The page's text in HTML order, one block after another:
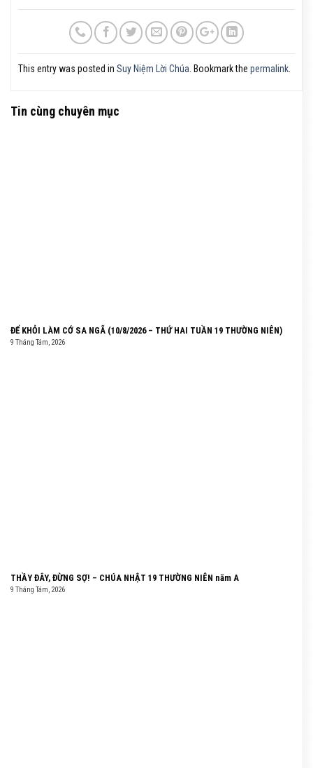
This entry was posted in Suy Niệm Lời Chúa . Bookmark the permalink
Tin cùng chuyên mục
ĐỂ KHỎI LÀM CỚ SA NGÃ (10/8/2026 – THỨ HAI TUẦN 19 THƯỜNG NIÊN)
9 Tháng Tám, 2026
THẦY ĐÂY, ĐỪNG SỢ! – CHÚA NHẬT 19 THƯỜNG NIÊN năm A
9 Tháng Tám, 2026